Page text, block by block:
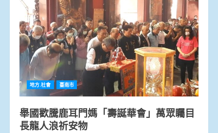
地方.社會 臺南市
舉國歡騰鹿耳門媽「壽誕華會」萬眾矚目
長龍人浪祈安物